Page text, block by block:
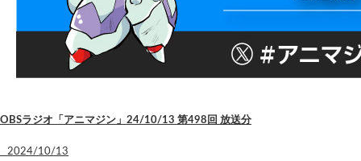
OBSラジオ「アニマジン」24/10/13 第498回 放送分
2024/10/13